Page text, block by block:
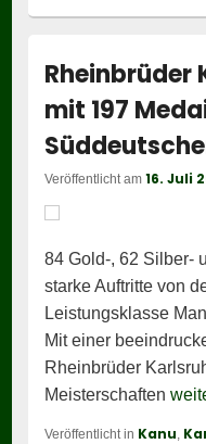
Rheinbrüder
mit 197
Veröffentlicht am16. Juli
84 Gold-, 62 Silber-
starke Auftritte von
Leistungsklasse
Mit einer
Rheinbrüder
Meisterschaften
Veröffentlicht in Kanu,